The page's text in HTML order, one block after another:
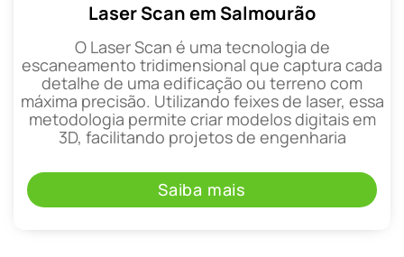
Laser Scan em Salmourão
O Laser Scan é uma tecnologia de
escaneamento tridimensional que captura cada
detalhe de uma edificação ou terreno com
máxima precisão. Utilizando feixes de laser, essa
metodologia permite criar modelos digitais em
3D, facilitando projetos de engenharia
Saiba mais